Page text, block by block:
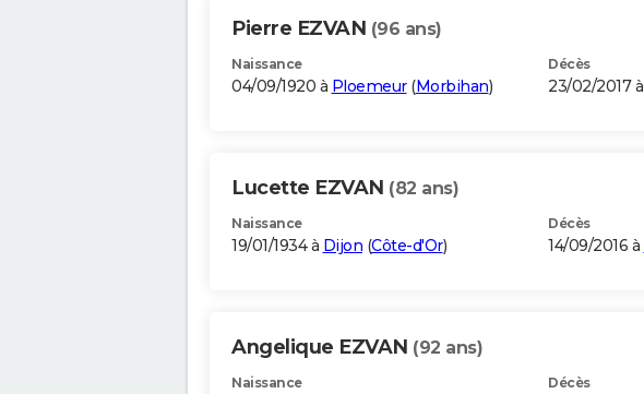
Pierre EZVAN (96 ans)
Naissance
04/09/1920 à Ploemeur(Morbihan)
Décès
23/02/2017 à
Lucette EZVAN (82 ans)
Naissance
19/01/1934 à Dijon (Côte-d'Or)
Décès
14/09/2016 à
Angelique EZVAN (92 ans)
Naissance Décès